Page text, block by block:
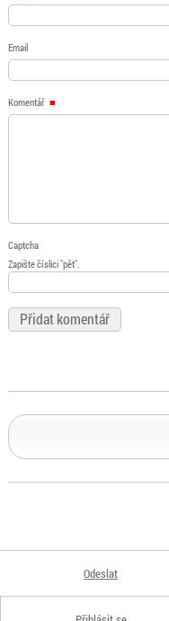
Email
Komentář
Captcha
Zapište číslici "pět".
Odeslat